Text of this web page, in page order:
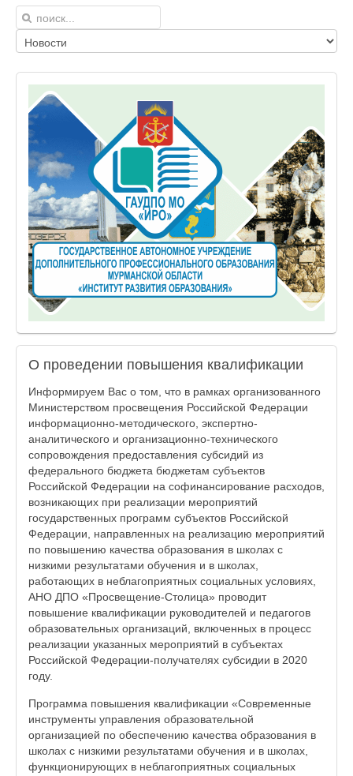
О проведении повышения квалификации
Информируем Вас о том, что в рамках организованного
Министерством просвещения Российской Федерации
информационно-методического, экспертно-
аналитического и организационно-технического
сопровождения предоставления субсидий из
федерального бюджета бюджетам субъектов
Российской Федерации на софинансирование расходов,
возникающих при реализации мероприятий
государственных программ субъектов Российской
Федерации, направленных на реализацию мероприятий
по повышению качества образования в школах с
низкими результатами обучения и в школах,
работающих в неблагоприятных социальных условиях,
АНО ДПО «Просвещение-Столица» проводит
повышение квалификации руководителей и педагогов
образовательных организаций, включенных в процесс
реализации указанных мероприятий в субъектах
Российской Федерации-получателях субсидии в 2020
году.
Программа повышения квалификации «Современные
инструменты управления образовательной
организацией по обеспечению качества образования в
школах с низкими результатами обучения и в школах,
функционирующих в неблагоприятных социальных